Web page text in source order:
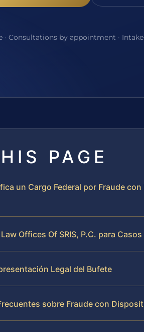
· Consultations by appointment ·
PAGE
un Cargo Federal por Fraude
Offices Of SRIS, P.C. para
Legal del Bufete
sobre Fraude con